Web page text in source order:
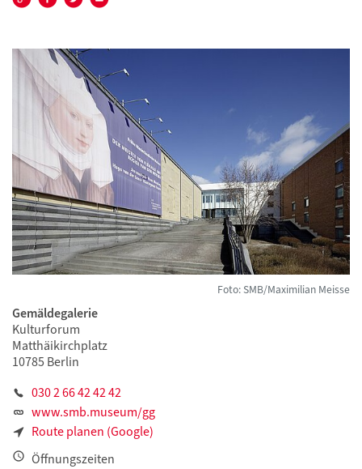
Foto: SMB/Maximilian Meisse
Gemäldegalerie
Kulturforum
Matthäikirchplatz
10785 Berlin
030 2 66 42 42 42
www.smb.museum/gg
Route planen (Google)
Öffnungszeiten